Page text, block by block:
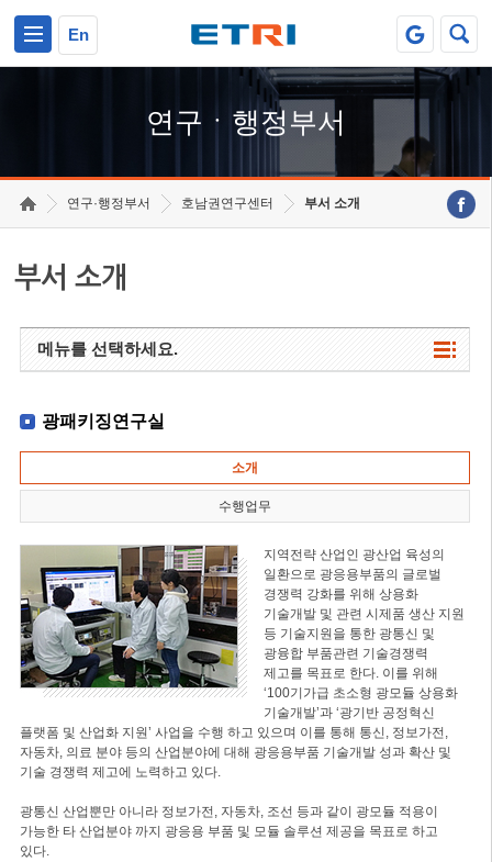
En
연구ㆍ행정부서
연구·행정부서 호남권연구센터 부서 소개
부서 소개
메뉴를 선택하세요.
광패키징연구실
소개
수행업무
지역전략 산업인 광산업 육성의
일환으로 광응용부품의 글로벌
경쟁력 강화를 위해 상용화
기술개발 및 관련 시제품 생산 지원
등 기술지원을 통한 광통신 및
광융합 부품관련 기술경쟁력
제고를 목표로 한다. 이를 위해
‘100기가급 초소형 광모듈 상용화
기술개발’과 ‘광기반 공정혁신
플랫폼 및 산업화 지원’ 사업을 수행 하고 있으며 이를 통해 통신, 정보가전,
자동차, 의료 분야 등의 산업분야에 대해 광응용부품 기술개발 성과 확산 및
기술 경쟁력 제고에 노력하고 있다.
광통신 산업뿐만 아니라 정보가전, 자동차, 조선 등과 같이 광모듈 적용이
가능한 타 산업분야 까지 광응용 부품 및 모듈 솔루션 제공을 목표로 하고
있다.